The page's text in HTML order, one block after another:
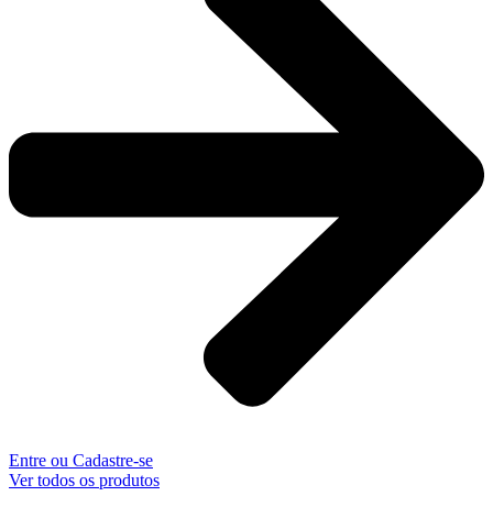
Entre ou Cadastre-se
Ver todos os produtos